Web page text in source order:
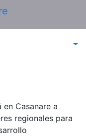
Casanare a
regionales para